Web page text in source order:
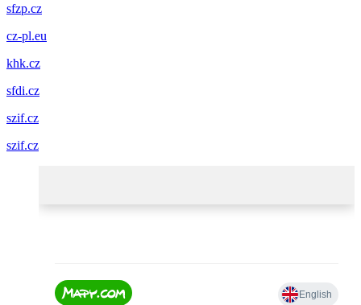
sfzp.cz
cz-pl.eu
khk.cz
sfdi.cz
szif.cz
szif.cz